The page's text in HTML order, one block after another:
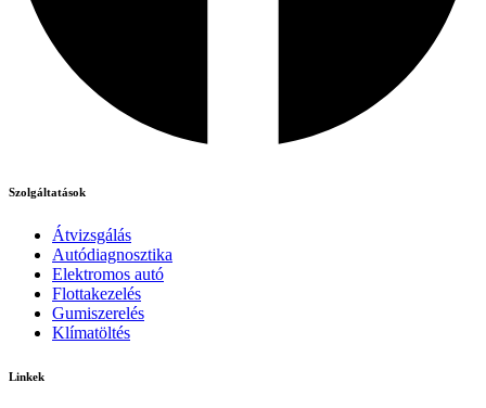
Szolgáltatások
Átvizsgálás
Autódiagnosztika
Elektromos autó
Flottakezelés
Gumiszerelés
Klímatöltés
Linkek